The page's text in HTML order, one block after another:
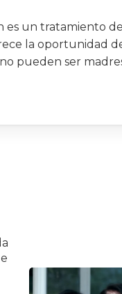
es un tratamiento
la oportunidad
pueden ser